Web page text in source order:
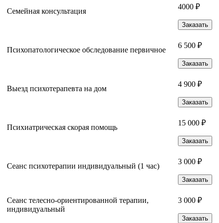
Семейная консультация
4000 ₽
Заказать
Психопатологическое обследование первичное
6 500 ₽
Заказать
Выезд психотерапевта на дом
4 900 ₽
Заказать
Психиатрическая скорая помощь
15 000 ₽
Заказать
Сеанс психотерапии индивидуальный (1 час)
3 000 ₽
Заказать
Сеанс телесно-ориентированной терапии,
индивидуальный
3 000 ₽
Заказать